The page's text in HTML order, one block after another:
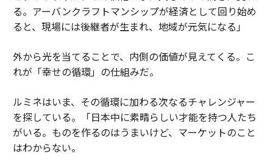
る。アーバンクラフトマンシップが経済として回り始め
ると、現場には後継者が生まれ、地域が元気になる」
外から光を当てることで、内側の価値が見えてくる。こ
れが「幸せの循環」の仕組みだ。
ルミネはいま、その循環に加わる次なるチャレンジャー
を探している。「日本中に素晴らしい才能を持つ人たち
がいる。ものを作るのはうまいけど、マーケットのこと
はわからない。